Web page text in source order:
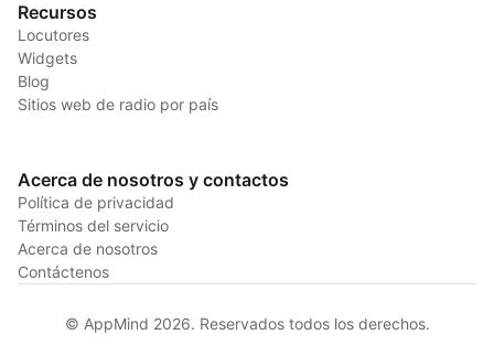
Recursos
Locutores
Widgets
Blog
Sitios web de radio por país
Acerca de nosotros y contactos
Política de privacidad
Términos del servicio
Acerca de nosotros
Contáctenos
© AppMind 2026. Reservados todos los derechos.